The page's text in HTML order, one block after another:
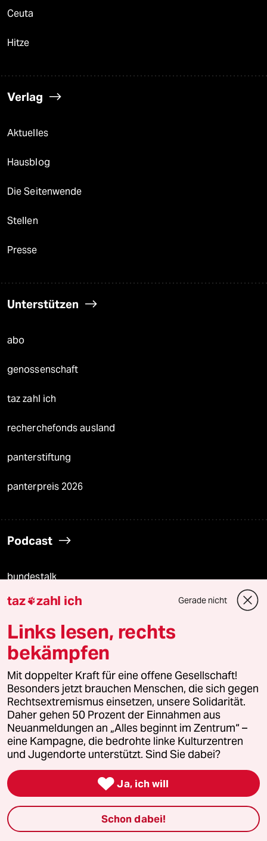
Ceuta
Hitze
Verlag
Aktuelles
Hausblog
Die Seitenwende
Stellen
Presse
Unterstützen
abo
genossenschaft
taz zahl ich
recherchefonds ausland
panterstiftung
panterpreis 2026
Podcast
bundestalk
fernverbindung
klima update°
Freie Rede
reingehen
Newsletter
team zukunft
taz zahl ich Gerade nicht
Links lesen, rechts
bekämpfen
Mit doppelter Kraft für eine offene Gesellschaft!
Besonders jetzt brauchen Menschen, die sich gegen
Rechtsextremismus einsetzen, unsere Solidarität.
Daher gehen 50 Prozent der Einnahmen aus
Neuanmeldungen an „Alles beginnt im Zentrum“ –
eine Kampagne, die bedrohte linke Kulturzentren
und Jugendorte unterstützt. Sind Sie dabei?
 Ja, ich will
Schon dabei!